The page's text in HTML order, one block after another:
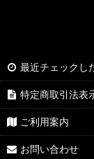
最近チェックし
特定商取引法表
ご利用案内
お問い合わせ